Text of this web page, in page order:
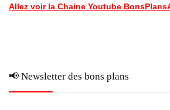
Allez voir la Chaine Youtube
📢 Newsletter des bons plans